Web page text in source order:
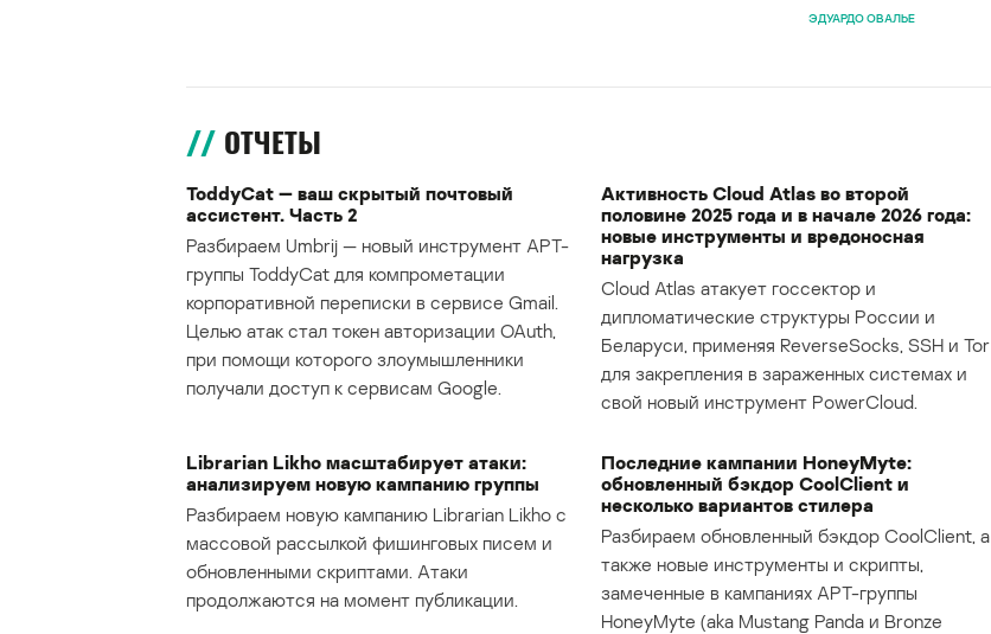
ЭДУАРДО ОВАЛЬЕ
ОТЧЕТЫ
ToddyCat — ваш скрытый почтовый
ассистент. Часть 2
Разбираем Umbrij — новый инструмент APT-
группы ToddyCat для компрометации
корпоративной переписки в сервисе Gmail.
Целью атак стал токен авторизации OAuth,
при помощи которого злоумышленники
получали доступ к сервисам Google.
Активность Cloud Atlas во второй
половине 2025 года и в начале 2026 года:
новые инструменты и вредоносная
нагрузка
Cloud Atlas атакует госсектор и
дипломатические структуры России и
Беларуси, применяя ReverseSocks, SSH и Tor
для закрепления в зараженных системах и
свой новый инструмент PowerCloud.
Librarian Likho масштабирует атаки:
анализируем новую кампанию группы
Разбираем новую кампанию Librarian Likho с
массовой рассылкой фишинговых писем и
обновленными скриптами. Атаки
продолжаются на момент публикации.
Последние кампании HoneyMyte:
обновленный бэкдор CoolClient и
несколько вариантов стилера
Разбираем обновленный бэкдор CoolClient, а
также новые инструменты и скрипты,
замеченные в кампаниях APT-группы
HoneyMyte (aka Mustang Panda и Bronze